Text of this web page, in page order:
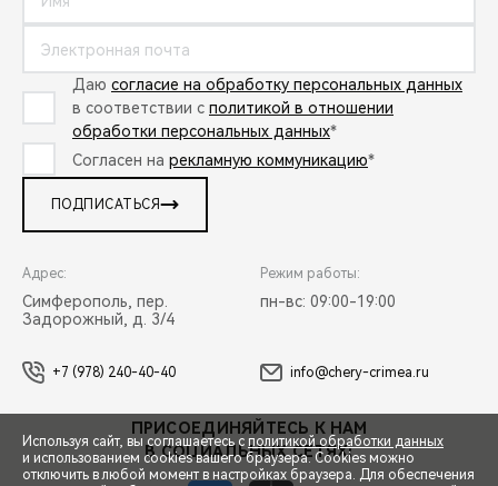
Даю согласие на обработку персональных данных
в соответствии с политикой в отношении
обработки персональных данных*
Согласен на рекламную коммуникацию*
ПОДПИСАТЬСЯ
Адрес:
Симферополь, пер.
Задорожный, д. 3/4
Режим работы:
пн-вс: 09:00-19:00
+7 (978) 240-40-40 info@chery-crimea.ru
ПРИСОЕДИНЯЙТЕСЬ К НАМ
В СОЦИАЛЬНЫХ СЕТЯХ:
Используя сайт, вы соглашаетесь с политикой обработки данных
и использованием cookies вашего браузера. Cookies можно
отключить в любой момент в настройках браузера. Для обеспечения